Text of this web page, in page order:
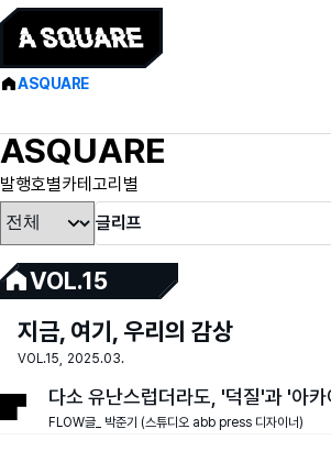
ASQUARE
ASQUARE
발행호별카테고리별
VOL.15
지금, 여기, 우리의 감상
VOL.15, 2025.03.
다소 유난스럽더라도, '덕질'과 '아
FLOW글_ 박준기 (스튜디오 abb press 디자이너)